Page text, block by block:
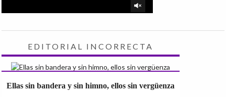
EDITORIAL INCORRECTA
Ellas sin bandera y sin himno, ellos sin vergüenza